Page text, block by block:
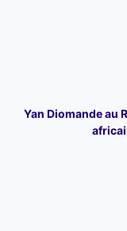
Yan Diomande au